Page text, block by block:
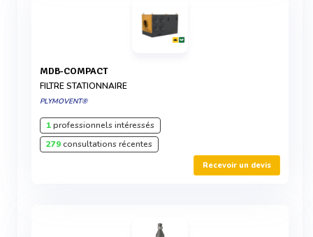
MDB-COMPACT
FILTRE STATIONNAIRE
PLYMOVENT®
1professionnels intéressés
279consultations récentes
Recevoir un devis